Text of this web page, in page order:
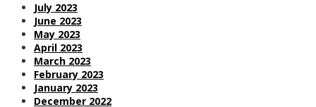
July 2023
June 2023
May 2023
April 2023
March 2023
February 2023
January 2023
December 2022